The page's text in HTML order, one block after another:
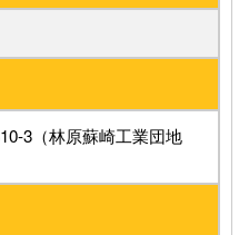
3（林原蘇崎工業団地